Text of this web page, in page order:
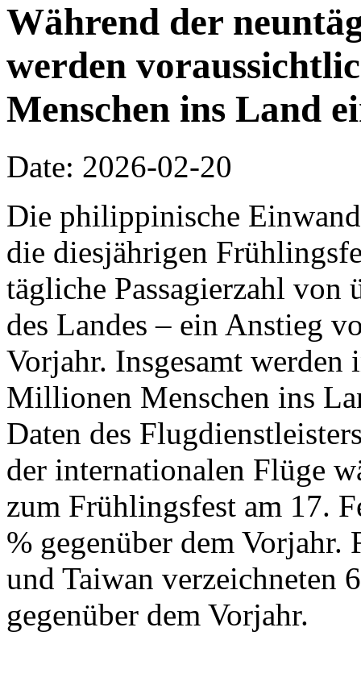
Während der
werden
Menschen ins Land
Date: 2026-02-20
Die philippinische
die diesjährigen
tägliche Passagierzahl
des Landes – ein Anstieg
Vorjahr. Insgesamt werden
Millionen Menschen ins
Daten des
der internationalen Flüge
zum Frühlingsfest am 17.
% gegenüber dem
und Taiwan verzeichneten
gegenüber dem Vorjahr.